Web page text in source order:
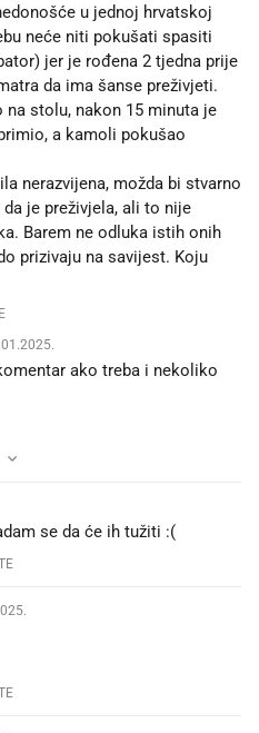
u jednoj hrvatskoj
neće niti pokušati spasiti
jer je rođena 2 tjedna prije
da ima šanse preživjeti.
stolu, nakon 15 minuta je
a kamoli pokušao
nerazvijena, možda bi stvarno
je preživjela, ali to nije
Barem ne odluka istih onih
prizivaju na savijest. Koju
ako treba i nekoliko
se da će ih tužiti :(